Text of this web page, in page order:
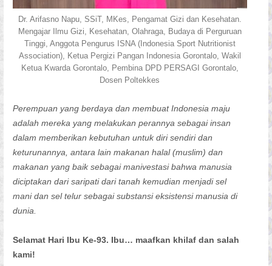
Dr. Arifasno Napu, SSiT, MKes, Pengamat Gizi dan Kesehatan.
Mengajar Ilmu Gizi, Kesehatan, Olahraga, Budaya di Perguruan
Tinggi, Anggota Pengurus ISNA (Indonesia Sport Nutritionist
Association), Ketua Pergizi Pangan Indonesia Gorontalo, Wakil
Ketua Kwarda Gorontalo, Pembina DPD PERSAGI Gorontalo,
Dosen Poltekkes
Perempuan yang berdaya dan membuat Indonesia maju
adalah mereka yang melakukan perannya sebagai insan
dalam memberikan kebutuhan untuk diri sendiri dan
keturunannya, antara lain makanan halal (muslim) dan
makanan yang baik sebagai manivestasi bahwa manusia
diciptakan dari saripati dari tanah kemudian menjadi sel
mani dan sel telur sebagai substansi eksistensi manusia di
dunia.
Selamat Hari Ibu Ke-93. Ibu… maafkan khilaf dan salah
kami!